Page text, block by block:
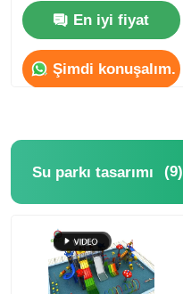
En iyi fiyat
Şimdi konuşalım.
Su parkı tasarımı (9)